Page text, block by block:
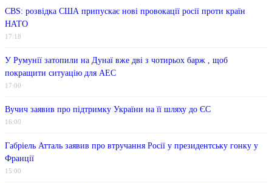
CBS: розвідка США припускає нові провокації росії проти країн
НАТО
17:18
У Румунії затопили на Дунаї вже дві з чотирьох барж , щоб
покращити ситуацію для АЕС
17:00
Вучич заявив про підтримку України на її шляху до ЄС
16:00
Габріель Атталь заявив про втручання Росії у президентську гонку у
Франції
15:00